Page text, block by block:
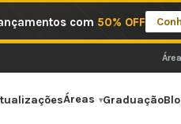
com 50% OFF
Áreas Graduação